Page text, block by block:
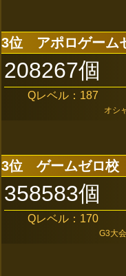
3位 アポロゲーム
208267個
Qレベル：187
オシ
3位 ゲームゼロ校
358583個
Qレベル：170
G3大